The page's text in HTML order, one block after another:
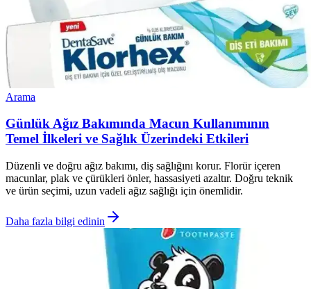
Arama
Günlük Ağız Bakımında Macun Kullanımının
Temel İlkeleri ve Sağlık Üzerindeki Etkileri
Düzenli ve doğru ağız bakımı, diş sağlığını korur. Florür içeren
macunlar, plak ve çürükleri önler, hassasiyeti azaltır. Doğru teknik
ve ürün seçimi, uzun vadeli ağız sağlığı için önemlidir.
Daha fazla bilgi edinin